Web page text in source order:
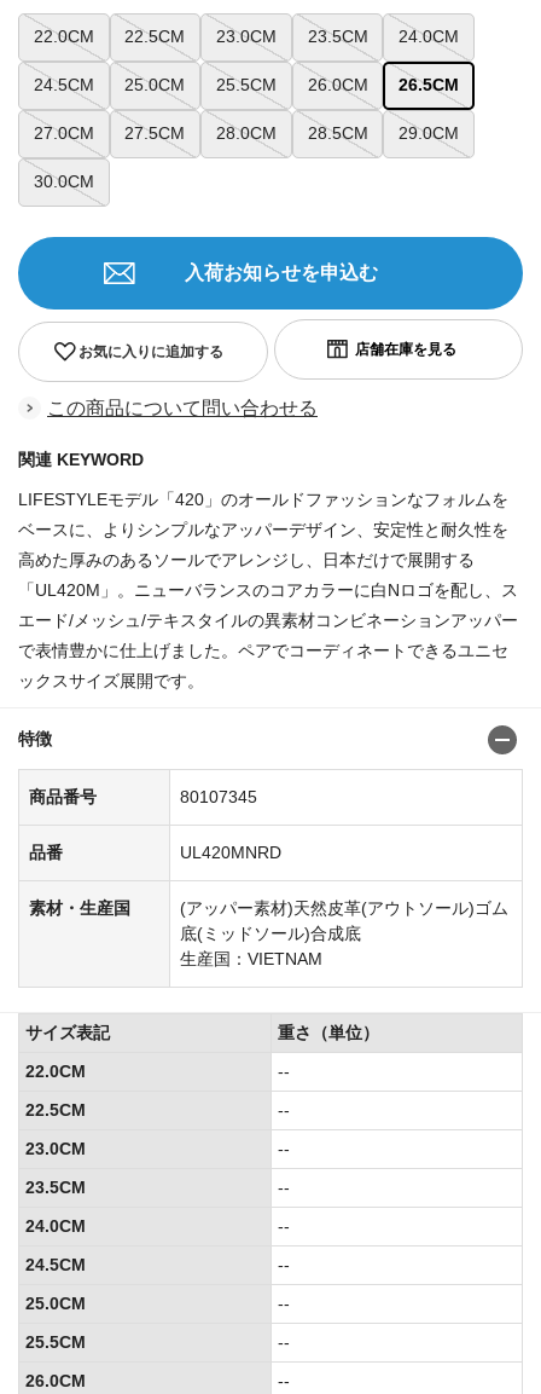
22.0CM 22.5CM 23.0CM 23.5CM 24.0CM
24.5CM 25.0CM 25.5CM 26.0CM 26.5CM
27.0CM 27.5CM 28.0CM 28.5CM 29.0CM
30.0CM
お気に入りに追加する
入荷お知らせを申込む
この商品について問い合わせる
関連 KEYWORD
LIFESTYLEモデル「420」のオールドファッションなフォルムを
ベースに、よりシンプルなアッパーデザイン、安定性と耐久性を
高めた厚みのあるソールでアレンジし、日本だけで展開する
「UL420M」。ニューバランスのコアカラーに白Nロゴを配し、ス
エード/メッシュ/テキスタイルの異素材コンビネーションアッパー
で表情豊かに仕上げました。ペアでコーディネートできるユニセ
ックスサイズ展開です。
特徴
商品番号 80107345
品番 UL420MNRD
素材・生産国
(アッパー素材)天然皮革(アウトソール)ゴム
底(ミッドソール)合成底
生産国：VIETNAM
サイズ表記
重さ（単位）
22.0CM
--
22.5CM
--
23.0CM
--
23.5CM
--
24.0CM
--
24.5CM
--
25.0CM
--
25.5CM
--
26.0CM
--